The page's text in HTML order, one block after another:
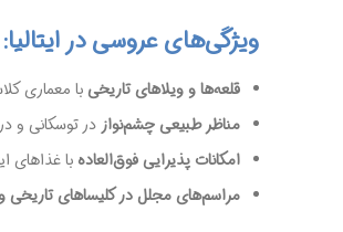
ویژگی‌های عروسی در ایتالیا:
قلعه‌ها و ویلاهای تاریخی با معماری
مناظر طبیعی چشم‌نواز در توسکانی و
امکانات پذیرایی فوق‌العاده با غذاهای
مراسم‌های مجلل در کلیساهای تاریخی